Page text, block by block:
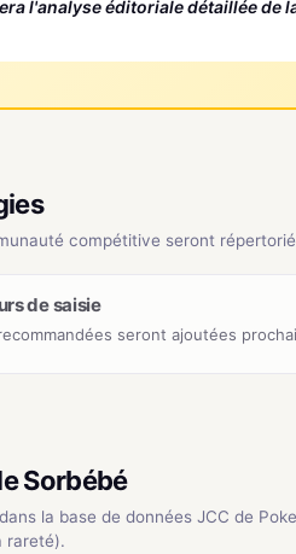
l'analyse éditoriale détaillée
compétitive seront
de saisie
seront ajoutées
Sorbébé
dans la base de données JCC de
rareté).